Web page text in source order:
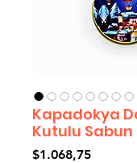
Kapadokya
Kutulu Sabun
$1.068,75Fiyat